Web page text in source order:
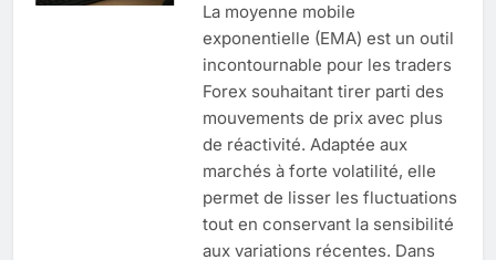
La moyenne mobile
exponentielle (EMA) est un outil
incontournable pour les traders
Forex souhaitant tirer parti des
mouvements de prix avec plus
de réactivité. Adaptée aux
marchés à forte volatilité, elle
permet de lisser les fluctuations
tout en conservant la sensibilité
aux variations récentes. Dans